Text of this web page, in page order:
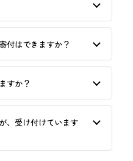
付はできますか？
すか？
、受け付けています